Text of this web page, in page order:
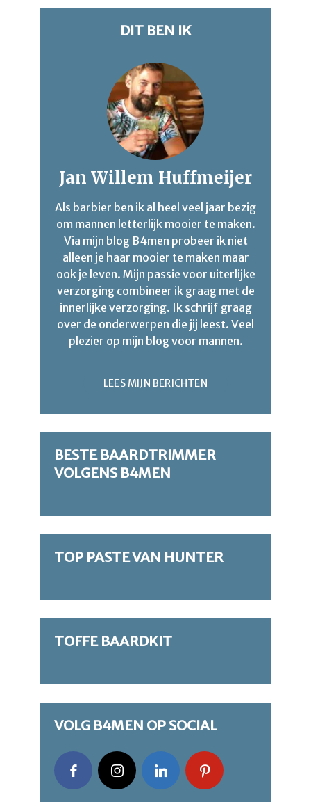
DIT BEN IK
Jan Willem Huffmeijer
Als barbier ben ik al heel veel jaar bezig
om mannen letterlijk mooier te maken.
Via mijn blog B4men probeer ik niet
alleen je haar mooier te maken maar
ook je leven. Mijn passie voor uiterlijke
verzorging combineer ik graag met de
innerlijke verzorging. Ik schrijf graag
over de onderwerpen die jij leest. Veel
plezier op mijn blog voor mannen.
LEES MIJN BERICHTEN
BESTE BAARDTRIMMER
VOLGENS B4MEN
TOP PASTE VAN HUNTER
TOFFE BAARDKIT
VOLG B4MEN OP SOCIAL